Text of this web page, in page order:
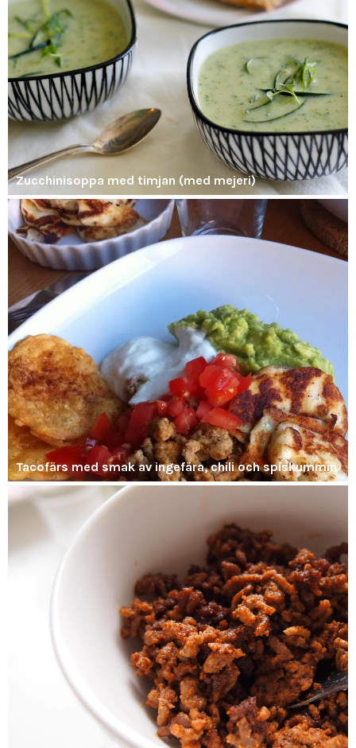
Zucchinisoppa med timjan (med mejeri)
Tacofärs med smak av ingefära, chili och spiskummin